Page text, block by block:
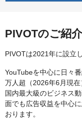
PIVOTのご紹介
PIVOTは2021年に設立
YouTubeを中心に日々
万人超（2026年6月現
国内最大級のビジネス
面でも広告収益を中心
おります。